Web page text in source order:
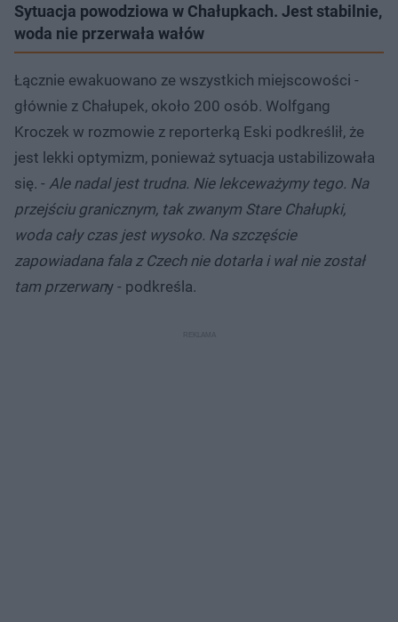
Sytuacja powodziowa w Chałupkach. Jest stabilnie,
woda nie przerwała wałów
Łącznie ewakuowano ze wszystkich miejscowości -
głównie z Chałupek, około 200‬ osób. Wolfgang
Kroczek w rozmowie z reporterką Eski podkreślił, że
jest lekki optymizm, ponieważ sytuacja ustabilizowała
się. - Ale nadal jest trudna. Nie lekceważymy tego. Na
przejściu granicznym, tak zwanym Stare Chałupki,
woda cały czas jest wysoko. Na szczęście
zapowiadana fala z Czech nie dotarła i wał nie został
tam przerwany - podkreśla.